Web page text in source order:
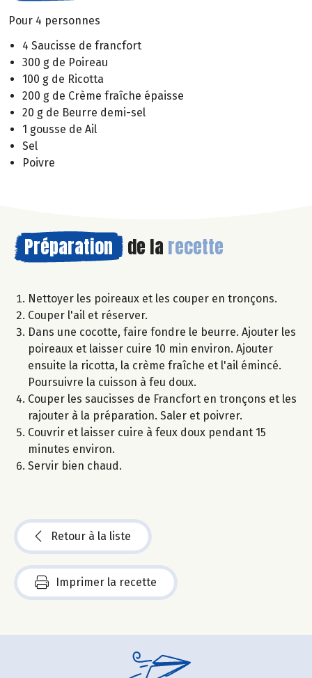
Pour 4 personnes
4 Saucisse de francfort
300 g de Poireau
100 g de Ricotta
200 g de Crème fraîche épaisse
20 g de Beurre demi-sel
1 gousse de Ail
Sel
Poivre
Préparation de la recette
Nettoyer les poireaux et les couper en tronçons.
Couper l'ail et réserver.
Dans une cocotte, faire fondre le beurre. Ajouter les
poireaux et laisser cuire 10 min environ. Ajouter
ensuite la ricotta, la crème fraîche et l'ail émincé.
Poursuivre la cuisson à feu doux.
Couper les saucisses de Francfort en tronçons et les
rajouter à la préparation. Saler et poivrer.
Couvrir et laisser cuire à feux doux pendant 15
minutes environ.
Servir bien chaud.
Retour à la liste
Imprimer la recette